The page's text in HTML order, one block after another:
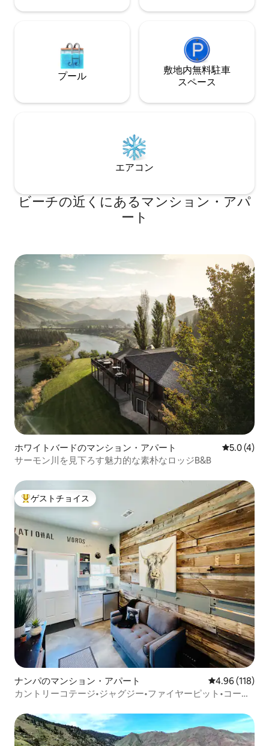
プール
敷地内無料駐⁠車
ス⁠ペ⁠ー⁠ス
エアコン
ビーチの近くにあるマンション・アパ
ート
ホワイトバードのマンション・アパート レビュー4
5.0 (4)
サーモン川を見下ろす魅力的な素朴なロッジB&B
大好評のゲストチョイスです。
ゲストチョイス
ナンパのマンション・アパート レビュー118
4.96 (118)
カントリーコテージ•ジャグジー•ファイヤーピット•コール